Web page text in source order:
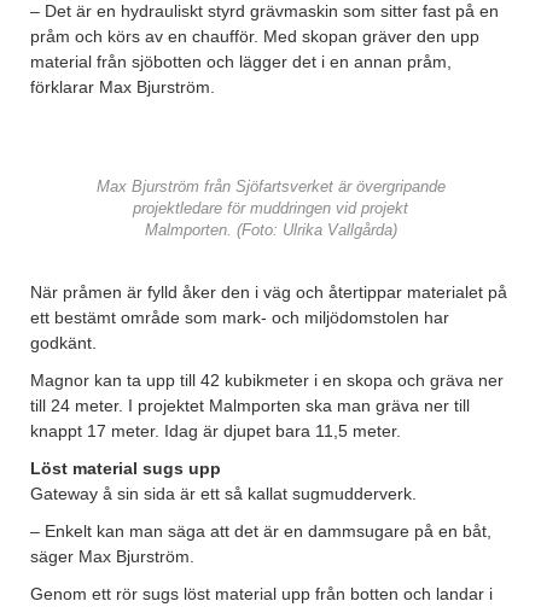
– Det är en hydrauliskt styrd grävmaskin som sitter fast på en
pråm och körs av en chaufför. Med skopan gräver den upp
material från sjöbotten och lägger det i en annan pråm,
förklarar Max Bjurström.
Max Bjurström från Sjöfartsverket är övergripande
projektledare för muddringen vid projekt
Malmporten. (Foto: Ulrika Vallgårda)
När pråmen är fylld åker den i väg och återtippar materialet på
ett bestämt område som mark- och miljödomstolen har
godkänt.
Magnor kan ta upp till 42 kubikmeter i en skopa och gräva ner
till 24 meter. I projektet Malmporten ska man gräva ner till
knappt 17 meter. Idag är djupet bara 11,5 meter.
Löst material sugs upp
Gateway å sin sida är ett så kallat sugmudderverk.
– Enkelt kan man säga att det är en dammsugare på en båt,
säger Max Bjurström.
Genom ett rör sugs löst material upp från botten och landar i